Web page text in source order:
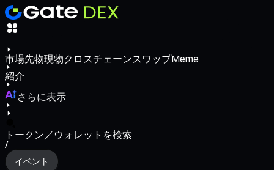
市場先物現物クロスチェーンスワップMeme
紹介
さらに表示
トークン／ウォレットを検索
/
イベント